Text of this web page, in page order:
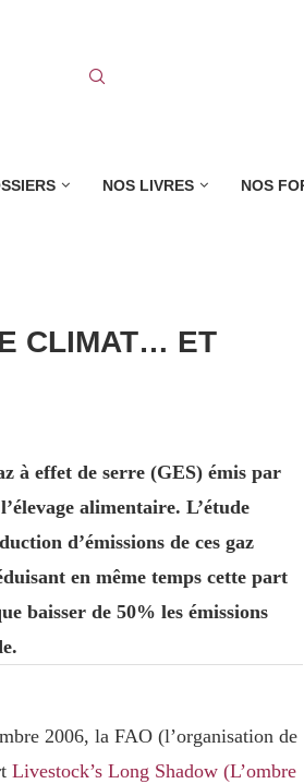
NOS LIVRES NOS
CLIMAT… ET
à effet de serre (GES) émis par
alimentaire. L’étude
d’émissions de ces gaz
en même temps cette part
baisser de 50% les émissions
2006, la FAO (l’organisation de
Livestock’s Long Shadow (L’ombre